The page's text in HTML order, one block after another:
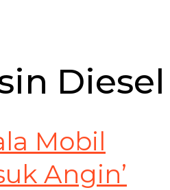
Diesel
Mobil
Angin’